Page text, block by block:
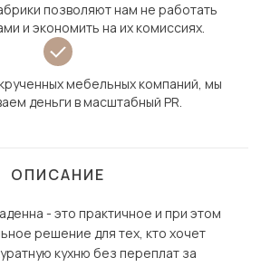
позволяют нам не работать
и экономить на их комиссиях.
мебельных компаний, мы
деньги в масштабный PR.
ОПИСАНИЕ
- это практичное и при этом
решение для тех, кто хочет
кухню без переплат за